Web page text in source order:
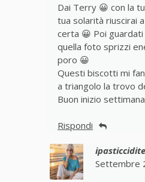
Dai Terry 😀 con la
tua solarità riuscirai
certa 😀 Poi
quella foto sprizzi
poro 😀
Questi biscotti mi
a triangolo la trovo
Buon inizio
Rispondi
Settembre